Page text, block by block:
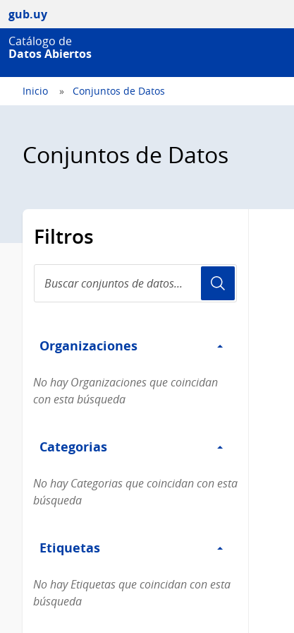
gub.uy
Catálogo de
Datos Abiertos
Inicio Conjuntos de Datos
Conjuntos de Datos
Filtros
conjuntos
de
Organizaciones
Organizaciones
No hay Organizaciones que coincidan
con esta búsqueda
Categorias
Categorias
No hay Categorias que coincidan con esta
búsqueda
Etiquetas
Etiquetas
No hay Etiquetas que coincidan con esta
búsqueda